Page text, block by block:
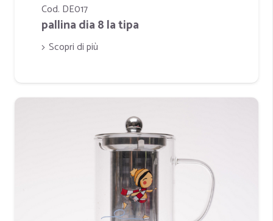
Cod. DE017
pallina dia 8 la tipa
Scopri di più